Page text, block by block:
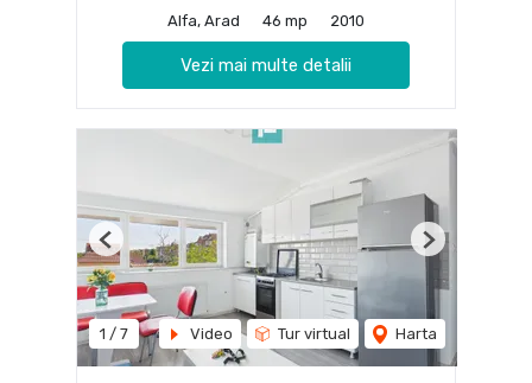
Alfa, Arad
46 mp 2010
Vezi mai multe detalii
1 / 7 Video Tur virtual Harta
Previous Next